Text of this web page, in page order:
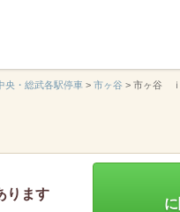
央・総武各駅停車 > 市ヶ谷 > 市ヶ谷
ります